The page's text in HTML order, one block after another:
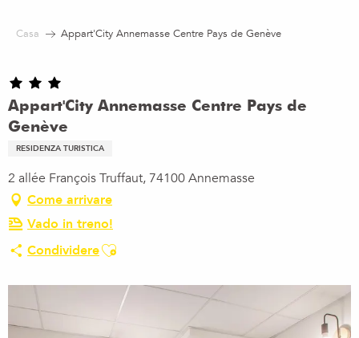
Casa Appart'City Annemasse Centre Pays de Genève
Appart'City Annemasse Centre Pays de
Genève
RESIDENZA TURISTICA
2 allée François Truffaut, 74100 Annemasse
Come arrivare
Vado in treno!
CondividereAjouter aux favoris